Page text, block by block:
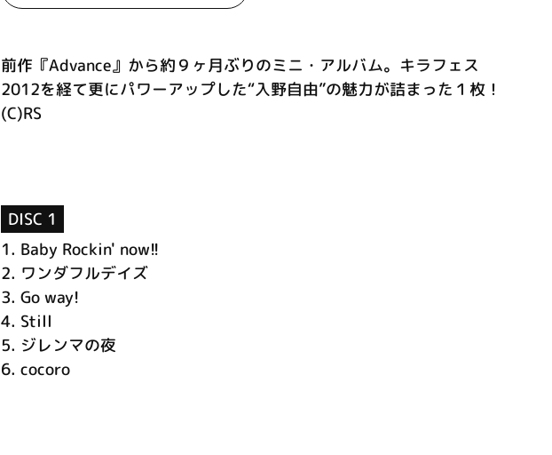
前作『Advance』から約９ヶ月ぶりのミニ・アルバム。キラフェス
2012を経て更にパワーアップした“入野自由”の魅力が詰まった１枚！
(C)RS
DISC 1
1. Baby Rockin' now!!
2. ワンダフルデイズ
3. Go way!
4. Still
5. ジレンマの夜
6. cocoro